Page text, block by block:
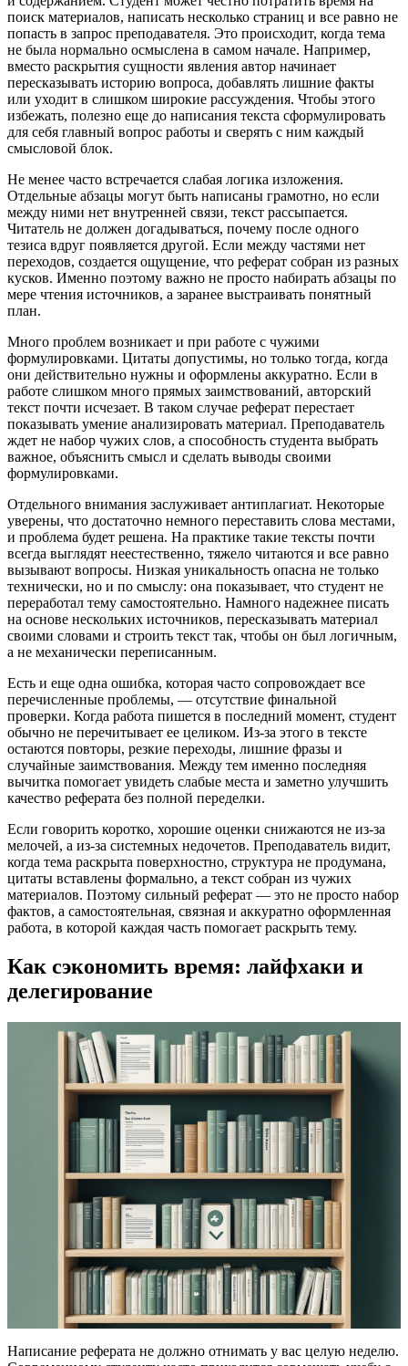
поиск материалов, написать несколько страниц и все равно не
попасть в запрос преподавателя. Это происходит, когда тема
не была нормально осмыслена в самом начале. Например,
вместо раскрытия сущности явления автор начинает
пересказывать историю вопроса, добавлять лишние факты
или уходит в слишком широкие рассуждения. Чтобы этого
избежать, полезно еще до написания текста сформулировать
для себя главный вопрос работы и сверять с ним каждый
смысловой блок.
Не менее часто встречается слабая логика изложения.
Отдельные абзацы могут быть написаны грамотно, но если
между ними нет внутренней связи, текст рассыпается.
Читатель не должен догадываться, почему после одного
тезиса вдруг появляется другой. Если между частями нет
переходов, создается ощущение, что реферат собран из разных
кусков. Именно поэтому важно не просто набирать абзацы по
мере чтения источников, а заранее выстраивать понятный
план.
Много проблем возникает и при работе с чужими
формулировками. Цитаты допустимы, но только тогда, когда
они действительно нужны и оформлены аккуратно. Если в
работе слишком много прямых заимствований, авторский
текст почти исчезает. В таком случае реферат перестает
показывать умение анализировать материал. Преподаватель
ждет не набор чужих слов, а способность студента выбрать
важное, объяснить смысл и сделать выводы своими
формулировками.
Отдельного внимания заслуживает антиплагиат. Некоторые
уверены, что достаточно немного переставить слова местами,
и проблема будет решена. На практике такие тексты почти
всегда выглядят неестественно, тяжело читаются и все равно
вызывают вопросы. Низкая уникальность опасна не только
технически, но и по смыслу: она показывает, что студент не
переработал тему самостоятельно. Намного надежнее писать
на основе нескольких источников, пересказывать материал
своими словами и строить текст так, чтобы он был логичным,
а не механически переписанным.
Есть и еще одна ошибка, которая часто сопровождает все
перечисленные проблемы, — отсутствие финальной
проверки. Когда работа пишется в последний момент, студент
обычно не перечитывает ее целиком. Из-за этого в тексте
остаются повторы, резкие переходы, лишние фразы и
случайные заимствования. Между тем именно последняя
вычитка помогает увидеть слабые места и заметно улучшить
качество реферата без полной переделки.
Если говорить коротко, хорошие оценки снижаются не из-за
мелочей, а из-за системных недочетов. Преподаватель видит,
когда тема раскрыта поверхностно, структура не продумана,
цитаты вставлены формально, а текст собран из чужих
материалов. Поэтому сильный реферат — это не просто набор
фактов, а самостоятельная, связная и аккуратно оформленная
работа, в которой каждая часть помогает раскрыть тему.
Как сэкономить время: лайфхаки и
делегирование
Написание реферата не должно отнимать у вас целую неделю.